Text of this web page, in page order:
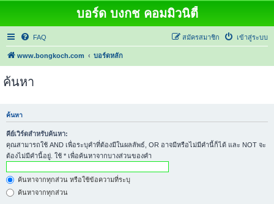
บอร์ด บงกช คอมมิวนิตี้
FAQ เข้าสู่ระบบ
สมัครสมาชิก
www.bongkoch.com บอร์ดหลัก
ค้นหา
ค้นหา
คีย์เวิร์ดสำหรับค้นหา:
คุณสามารถใช้ AND เพื่อระบุคำที่ต้องมีในผลลัพธ์, OR อาจมีหรือไม่มีคำนี้ก็ได้ และ NOT จะ
ต้องไม่มีคำนี้อยู่. ใช้ * เพื่อค้นหาจากบางส่วนของคำ
ค้นหาจากทุกส่วน หรือใช้ข้อความที่ระบุ
ค้นหาจากทุกส่วน